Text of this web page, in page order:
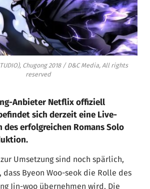
Chugong 2018 / D&C Media, All rights
reserved
Anbieter Netflix offiziell
sich derzeit eine Live-
erfolgreichen Romans Solo
Umsetzung sind noch spärlich,
Byeon Woo-seok die Rolle des
Jin-woo übernehmen wird. Die